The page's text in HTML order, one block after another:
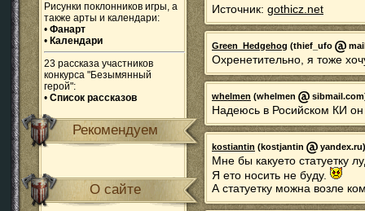
Рисунки поклонников игры, а
также арты и календари:
• Фанарт
• Календари
23 рассказа участников
конкурса "Безымянный
герой":
• Список рассказов
Рекомендуем
О сайте
Источник: gothicz.net
Green_Hedgehog (thief_ufo
Охренетительно, я тоже
whelmen (whelmen
Надеюсь в Росийском КИ он
kostiantin (kostjantin
Мне бы какуето статуетку
Я ето носить не буду.
А статуетку можна возле